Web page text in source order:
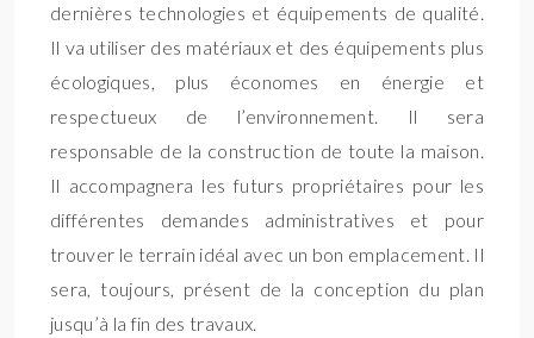
dernières technologies et équipements de qualité.
Il va utiliser des matériaux et des équipements plus
écologiques, plus économes en énergie et
respectueux de l’environnement. Il sera
responsable de la construction de toute la maison.
Il accompagnera les futurs propriétaires pour les
différentes demandes administratives et pour
trouver le terrain idéal avec un bon emplacement. Il
sera, toujours, présent de la conception du plan
jusqu’à la fin des travaux.